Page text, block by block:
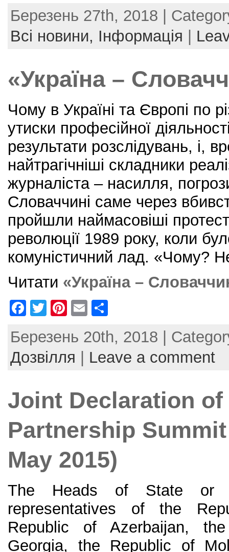
c
e
o
o
itt
er
er
e
ai
l
ar
e
Березень 27th, 2018 |
Всі новини, Інформація
«Україна –
Чому в Україні та Європі по
утиски професійної
результати розслідувань, і,
найтрагічніші складники
журналіста – насилля,
Словаччині саме через
пройшли наймасовіші
революції 1989 року, коли
комуністичний лад. «Чому?
Читати «Україна –
F
c
e
o
o
k
T
itt
er
Pi
er
e
E
ai
l
ar
e
Березень 20th, 2018 |
Дозвілля
Leave a comment
Joint Declaration of
Partnership
May 2015)
The Heads of State or
representatives of the
Republic of Azerbaijan,
Georgia, the Republic of